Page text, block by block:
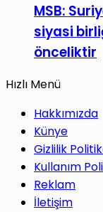
MSB:
siyasi
önceliktir
Hızlı Menü
Hakkımızda
Künye
Gizlilik
Kullanım
Reklam
İletişim